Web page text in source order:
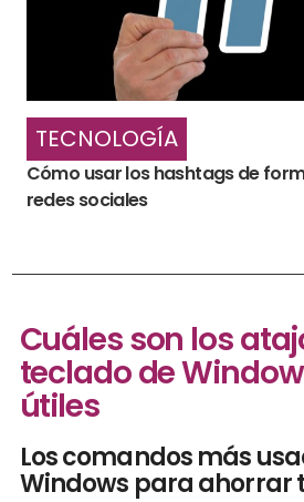
TECNOLOGÍA
Cómo usar los hashtags de
redes sociales
Cuáles son los
teclado de
útiles
Los comandos más
Windows para ahorrar